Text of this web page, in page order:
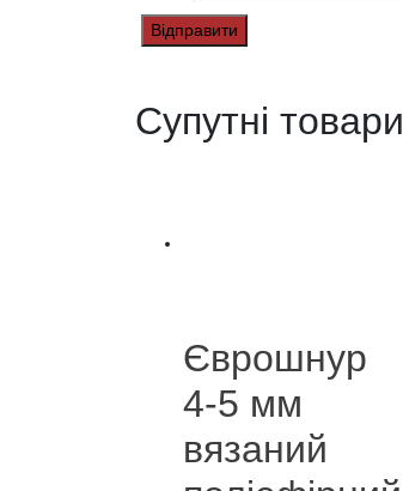
Супутні товари
Єврошнур
4-5 мм
вязаний